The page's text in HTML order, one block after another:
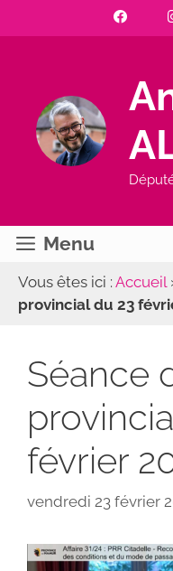
au
Menu
Vous êtes ici : Accueil
provincial du 23
Séance
février
vendredi 23 février